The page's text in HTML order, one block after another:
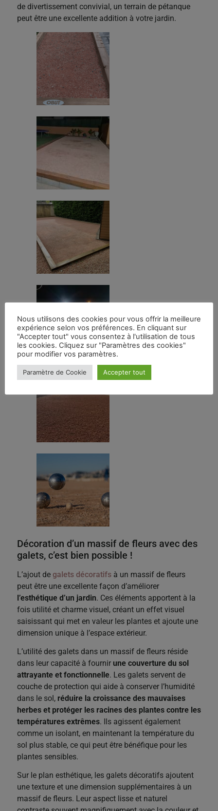
de divertissement convivial, un terrain de pétanque
peut être une excellente addition à votre jardin.
Décoration d’un massif de fleurs avec des
galets, c’est bien possible !
L’ajout de galets décoratifs à un massif de fleurs
peut être une excellente façon d’améliorer
l’esthétique d’un jardin. Ces éléments apportent à la
fois utilité et charme visuel, créant un effet visuel
saisissant qui met en valeur les plantes et ajoute une
dimension unique à l’espace extérieur.
L’utilité des galets dans un massif de fleurs réside
dans leur capacité à fournir une couverture du sol
attrayante et fonctionnelle. Les galets servent de
couche de protection qui aide à conserver l’humidité
dans le sol, réduire la croissance des mauvaises
herbes et protéger les racines des plantes contre les
températures extrêmes. Ils agissent également
comme un isolant, en maintenant la température du
sol plus stable, ce qui peut être bénéfique pour les
plantes sensibles.
Sur le plan esthétique, les galets décoratifs ajoutent
une texture et une dimension supplémentaires à un
massif de fleurs. Leur aspect lisse et naturel
Nous utilisons des cookies pour vous offrir la meilleure
expérience selon vos préférences. En cliquant sur
"Accepter tout" vous consentez à l'utilisation de tous
les cookies. Cliquez sur "Paramètres des cookies"
pour modifier vos paramètres.
Paramètre de Cookie Accepter tout